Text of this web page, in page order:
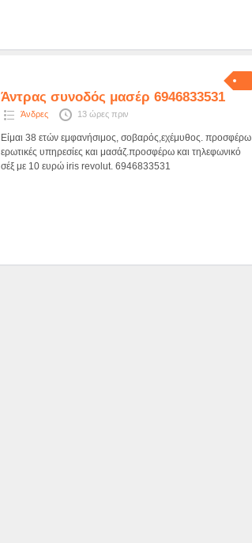
Άντρας συνοδός μασέρ 6946833531
Άνδρες 13 ώρες πριν
Είμαι 38 ετών εμφανήσιμος, σοβαρός,εχέμυθος. προσφέρω
ερωτικές υπηρεσίες και μασάζ.προσφέρω και τηλεφωνικό
σέξ με 10 ευρώ iris revolut. 6946833531